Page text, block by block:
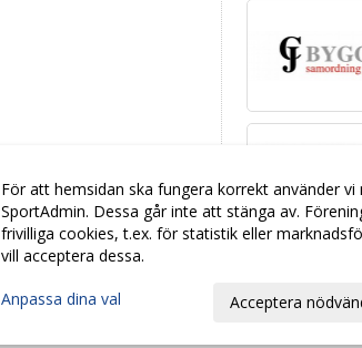
För att hemsidan ska fungera korrekt använder
SportAdmin. Dessa går inte att stänga av.
frivilliga cookies, t.ex. för statistik eller
vill acceptera dessa.
Anpassa dina val Acceptera